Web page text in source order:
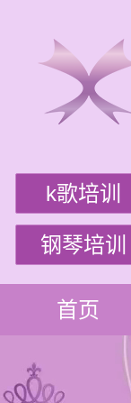
k歌培训
钢琴培训
首页